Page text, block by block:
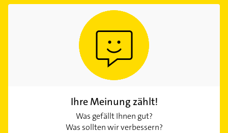
Ihre Meinung zählt!
Was gefällt Ihnen gut?
Was sollten wir verbessern?